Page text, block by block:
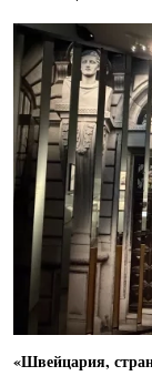
«Швейцария,